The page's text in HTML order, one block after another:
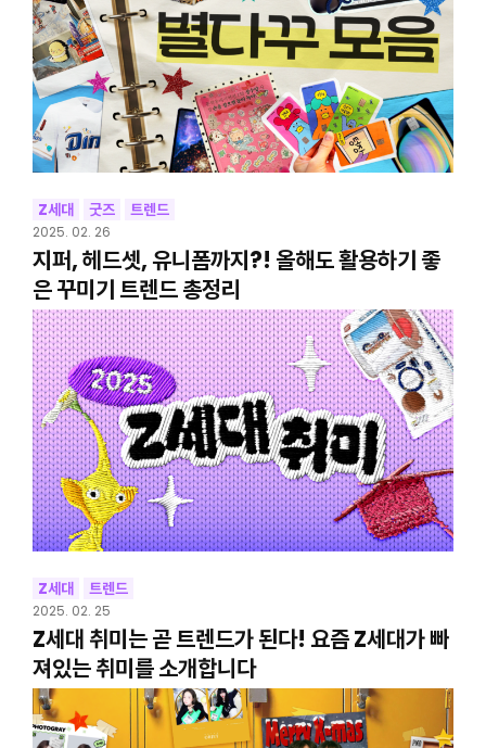
Z세대 굿즈 트렌드
2025. 02. 26
지퍼, 헤드셋, 유니폼까지?! 올해도 활용하기 좋
은 꾸미기 트렌드 총정리
Z세대 트렌드
2025. 02. 25
Z세대 취미는 곧 트렌드가 된다! 요즘 Z세대가 빠
져있는 취미를 소개합니다